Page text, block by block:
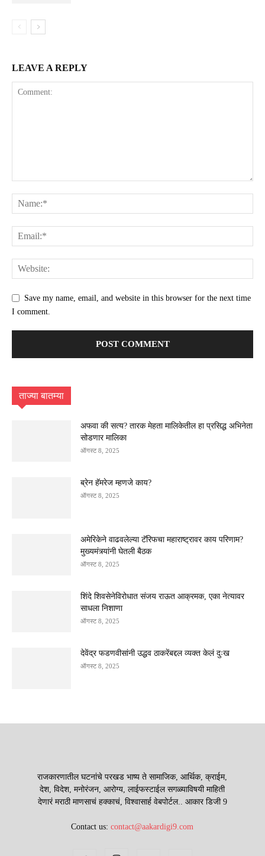
LEAVE A REPLY
Save my name, email, and website in this browser for the next time
I comment.
ताज्या बातम्या
अफवा की सत्य? तारक मेहता मालिकेतील हा प्रसिद्ध अभिनेता
सोडणार मालिका
ऑगस्ट 8, 2025
ब्रेन हॅमरेज म्हणजे काय?
ऑगस्ट 8, 2025
अमेरिकेने वाढवलेल्या टॅरिफचा महाराष्ट्रावर काय परिणाम?
मुख्यमंत्र्यांनी घेतली बैठक
ऑगस्ट 8, 2025
शिंदे शिवसेनेविरोधात संजय राऊत आक्रमक, एका नेत्यावर
साधला निशाणा
ऑगस्ट 8, 2025
देवेंद्र फडणवीसांनी उद्धव ठाकरेंबद्दल व्यक्त केलं दुःख
ऑगस्ट 8, 2025
राजकारणातील घटनांचे परखड भाष्य ते सामाजिक, आर्थिक, क्राईम,
देश, विदेश, मनोरंजन, आरोग्य, लाईफस्टाईल सगळ्याविषयी माहिती
देणारं मराठी माणसाचं हक्काचं, विश्वासार्ह वेबपोर्टल.. आकार डिजी 9
Contact us:contact@aakardigi9.com